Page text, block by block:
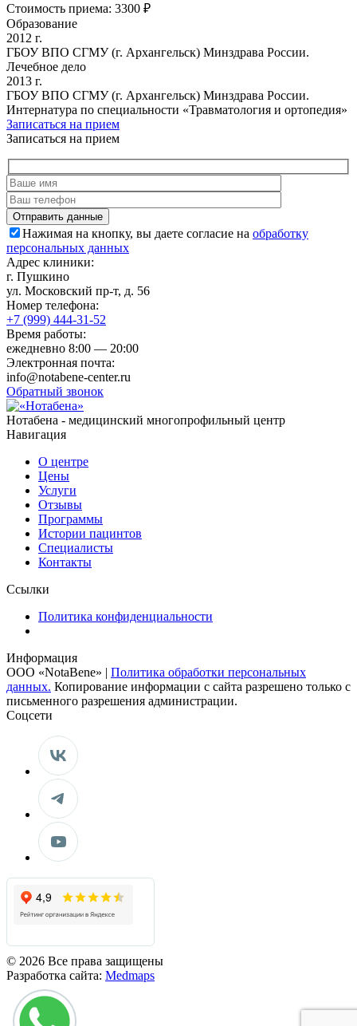
Стоимость приема: 3300 ₽
Образование
2012 г.
ГБОУ ВПО СГМУ (г. Архангельск) Минздрава России.
Лечебное дело
2013 г.
ГБОУ ВПО СГМУ (г. Архангельск) Минздрава России.
Интернатура по специальности «Травматология и ортопедия»
Записаться на прием
Записаться на прием
Нажимая на кнопку, вы даете согласие на обработку
персональных данных
Адрес клиники:
г. Пушкино
ул. Московский пр-т, д. 56
Номер телефона:
+7 (999) 444-31-52
Время работы:
ежедневно 8:00 — 20:00
Электронная почта:
info@notabene-center.ru
Обратный звонок
Нотабена - медицинский многопрофильный центр
Навигация
О центре
Цены
Услуги
Отзывы
Программы
Истории пацинтов
Специалисты
Контакты
Ссылки
Политика конфиденциальности
Информация
ООО «NotaBene» | Политика обработки персональных
данных. Копирование информации с сайта разрешено только с
письменного разрешения администрации.
Соцсети
© 2026 Все права защищены
Разработка сайта: Medmaps